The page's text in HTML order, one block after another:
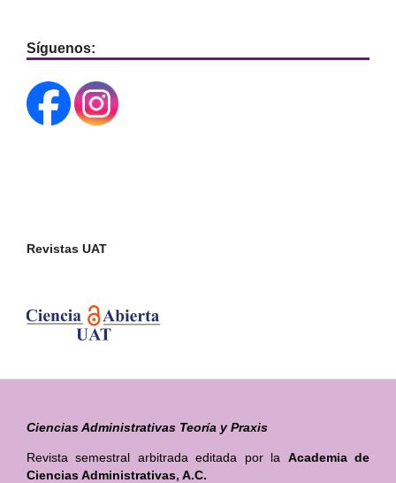
Síguenos:
Revistas UAT
Ciencias Administrativas Teoría y Praxis
Revista semestral arbitrada editada por la Academia de
Ciencias Administrativas, A.C.